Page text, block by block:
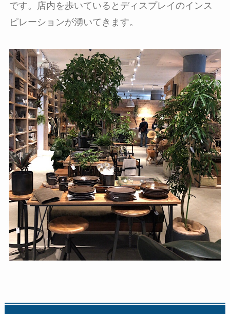
です。店内を歩いているとディスプレイのインス
ピレーションが湧いてきます。